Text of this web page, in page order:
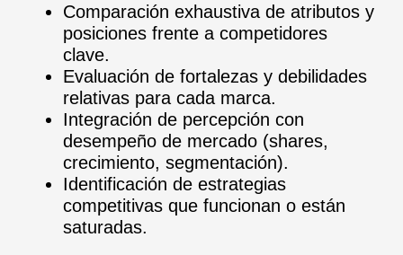
Comparación exhaustiva de atributos y
posiciones frente a competidores
clave.
Evaluación de fortalezas y debilidades
relativas para cada marca.
Integración de percepción con
desempeño de mercado (shares,
crecimiento, segmentación).
Identificación de estrategias
competitivas que funcionan o están
saturadas.